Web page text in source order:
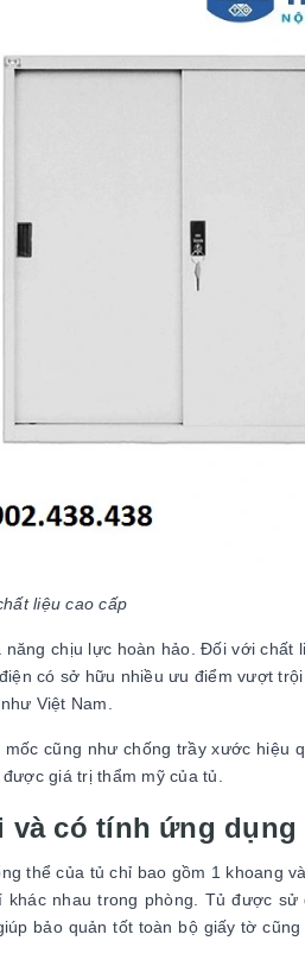
liệu cao cấp
chịu lực hoàn hảo. Đối với chất
có sở hữu nhiều ưu điểm vượt
Việt Nam.
cũng như chống trầy xước hiệu
giá trị thẩm mỹ của tủ.
có tính ứng dụng
thể của tủ chỉ bao gồm 1 khoang
nhau trong phòng. Tủ được sử
bảo quản tốt toàn bộ giấy tờ